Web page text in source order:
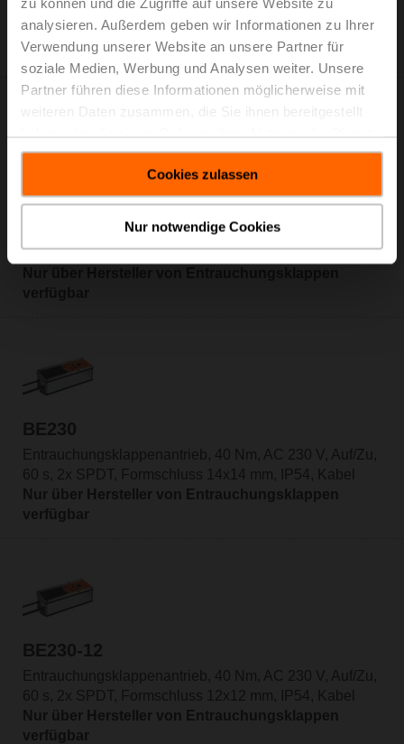
analysieren. Außerdem geben wir Informationen zu Ihrer
Verwendung unserer Website an unsere Partner für
soziale Medien, Werbung und Analysen weiter. Unsere
Partner führen diese Informationen möglicherweise mit
weiteren Daten zusammen, die Sie ihnen bereitgestellt
gesammelt haben.
Cookies zulassen
Nur notwendige Cookies
Kabel
Nur über Hersteller von Entrauchungsklappen
verfügbar
Auf/Zu, 60 s, 2x SPDT, Formschluss 12x12 mm, IP54,
Kabel mit Anschlussstecker
BE230
Entrauchungsklappenantrieb, 40 Nm, AC 230 V, Auf/Zu,
60 s, 2x SPDT, Formschluss 14x14 mm, IP54, Kabel
Nur über Hersteller von Entrauchungsklappen
verfügbar
BE230-12
Entrauchungsklappenantrieb, 40 Nm, AC 230 V, Auf/Zu,
60 s, 2x SPDT, Formschluss 12x12 mm, IP54, Kabel
Nur über Hersteller von Entrauchungsklappen
verfügbar